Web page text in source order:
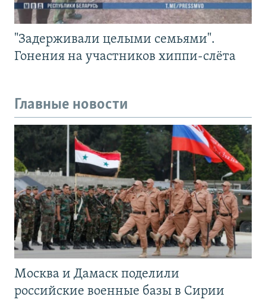
"Задерживали целыми семьями".
Гонения на участников хиппи-слёта
Главные новости
Москва и Дамаск поделили
российские военные базы в Сирии